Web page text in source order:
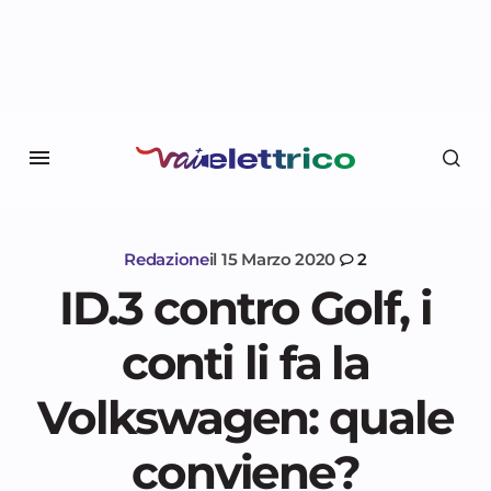
Redazioneil 15 Marzo 2020 2
ID.3 contro Golf, i
conti li fa la
Volkswagen: quale
conviene?